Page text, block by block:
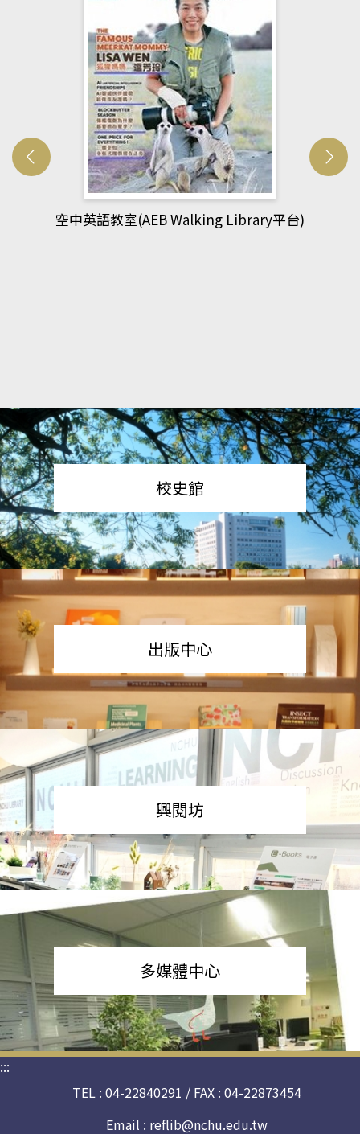
網管人(kono平台)
校史館
出版中心
興閱坊
多媒體中心
:::
TEL : 04-22840291 / FAX : 04-22873454
Email : reflib@nchu.edu.tw